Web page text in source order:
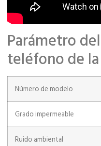
Parámetro
teléfono de
Número de modelo
Grado impermeable
Ruido ambiental